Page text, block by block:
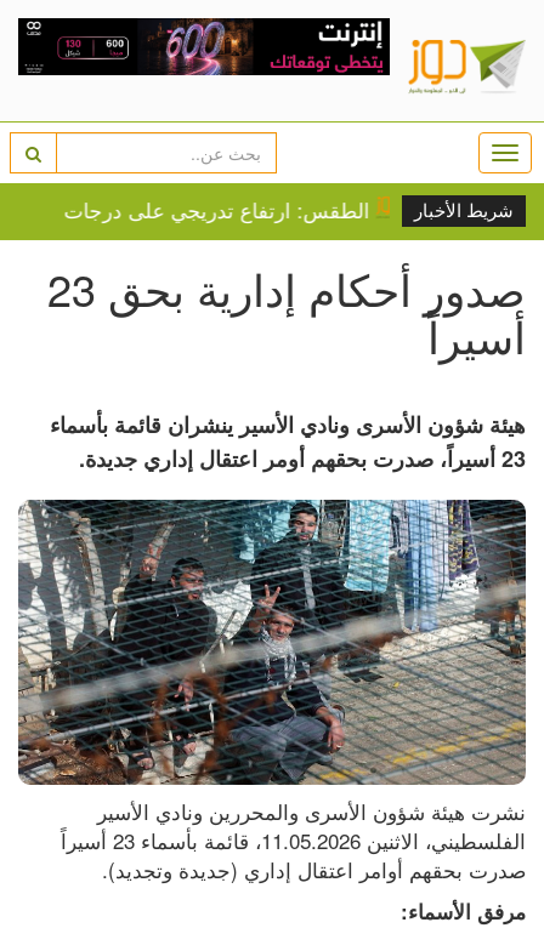
شريط الأخبارالطقس: ارتفاع تدريجي على درجات الحرارة
صدور أحكام إدارية بحق 23
أسيراً
هيئة شؤون الأسرى ونادي الأسير ينشران قائمة بأسماء
23 أسيراً، صدرت بحقهم أومر اعتقال إداري جديدة.
الفلسطيني، الاثنين 11.05.2026، قائمة بأسماء 23 أسيراً
صدرت بحقهم أوامر اعتقال إداري (جديدة وتجديد).
مرفق الأسماء: